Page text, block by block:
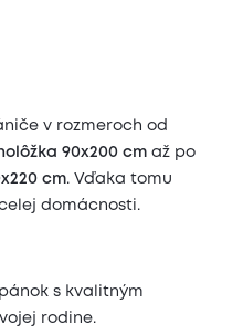
v rozmeroch od
90x200 cm až po
cm. Vďaka tomu
domácnosti.
s kvalitným
rodine.